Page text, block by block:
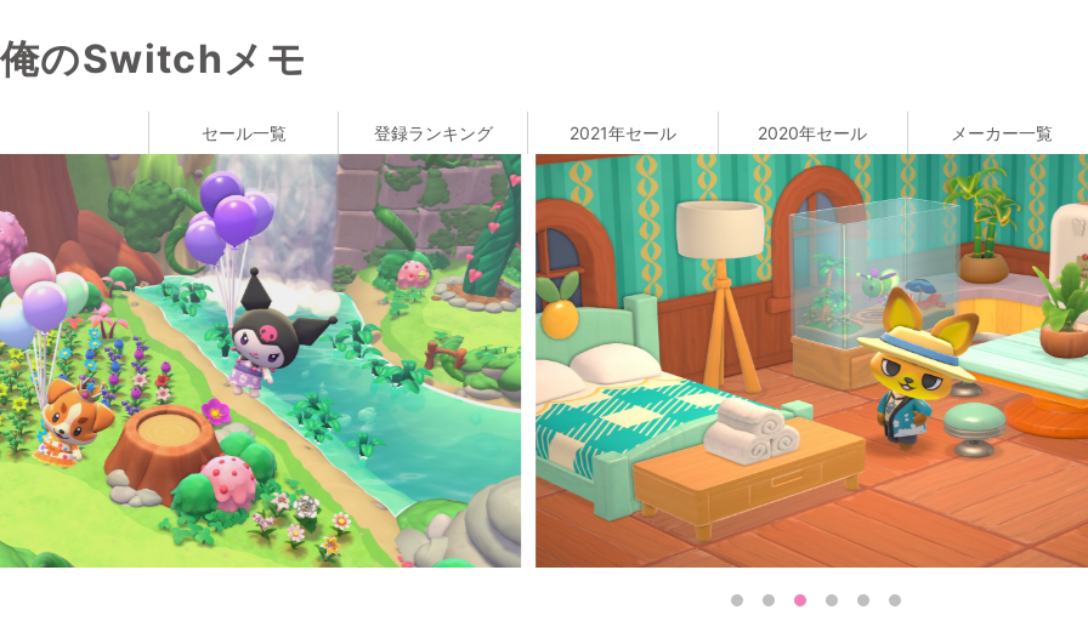
俺のSwitchメモ
セール一覧 登録ランキング 2021年セール 2020年セール メーカー一覧